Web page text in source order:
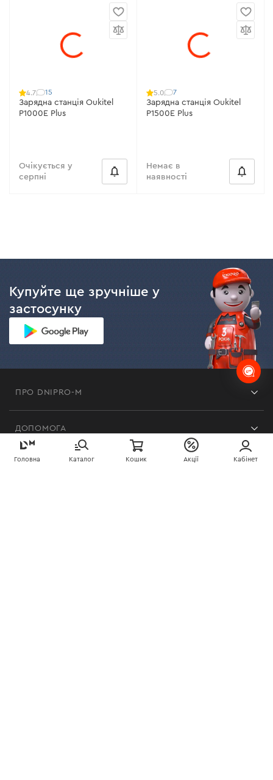
4.7 15
Зарядна станція Oukitel
P1000E Plus
Очікується у
серпні
5.0 7
Зарядна станція Oukitel
P1500E Plus
Немає в
наявності
Купуйте ще зручніше у
застосунку
ПРО DNIPRO-M
Відгуки
Блог
ДОПОМОГА
Контакти
Головна Каталог Кошик Акції Кабінет